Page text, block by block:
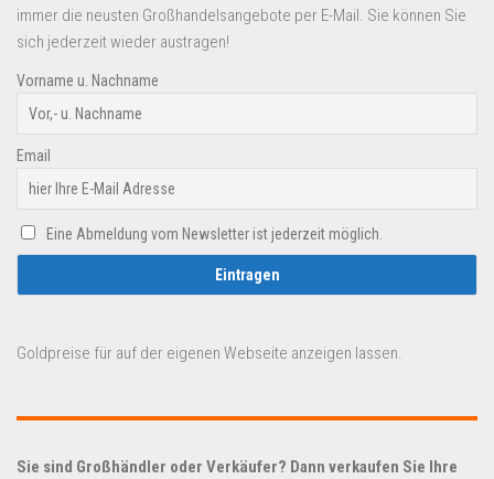
immer die neusten Großhandelsangebote per E-Mail. Sie können Sie
sich jederzeit wieder austragen!
Vorname u. Nachname
Email
Eine Abmeldung vom Newsletter ist jederzeit möglich.
Goldpreise für auf der eigenen Webseite anzeigen lassen.
Sie sind Großhändler oder Verkäufer? Dann verkaufen Sie Ihre